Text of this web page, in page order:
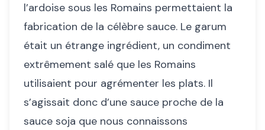
l’ardoise sous les Romains permettaient la
fabrication de la célèbre sauce. Le garum
était un étrange ingrédient, un condiment
extrêmement salé que les Romains
utilisaient pour agrémenter les plats. Il
s’agissait donc d’une sauce proche de la
sauce soja que nous connaissons